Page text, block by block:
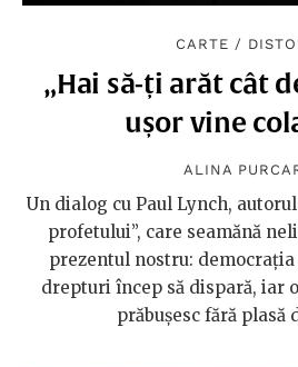
CARTE /
„Hai să-ți arăt cât
ușor vine
ALINA
Un dialog cu Paul Lynch,
profetului”, care seamănă
prezentul nostru: democrația
drepturi încep să dispară, iar
prăbușesc fără plasă